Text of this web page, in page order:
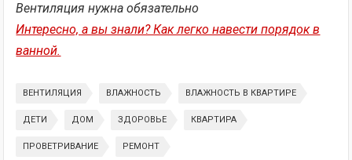
Вентиляция нужна обязательно
Интересно, а вы знали? Как легко навести порядок в
ванной.
ВЕНТИЛЯЦИЯ ВЛАЖНОСТЬ ВЛАЖНОСТЬ В КВАРТИРЕ
ДЕТИ ДОМ ЗДОРОВЬЕ КВАРТИРА
ПРОВЕТРИВАНИЕ РЕМОНТ